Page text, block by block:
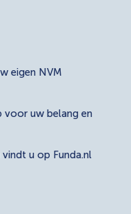
eigen NVM
voor uw belang en
u op Funda.nl